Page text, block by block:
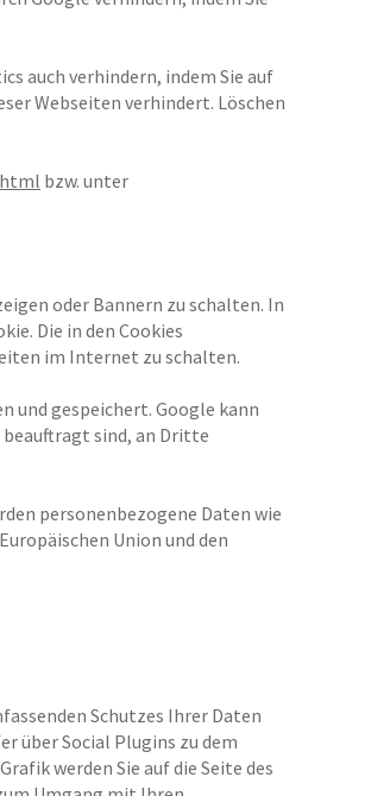
auch verhindern, indem Sie auf
Webseiten verhindert. Löschen
bzw. unter
oder Bannern zu schalten. In
Die in den Cookies
im Internet zu schalten.
und gespeichert. Google kann
sind, an Dritte
personenbezogene Daten wie
Union und den
Schutzes Ihrer Daten
über Social Plugins zu dem
werden Sie auf die Seite des